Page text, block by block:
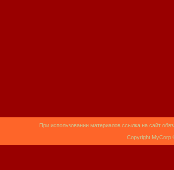
При использовании материалов ссылка на сайт
Copyright MyCorp